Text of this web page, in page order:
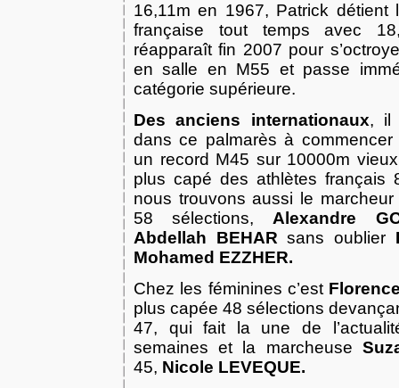
16,11m en 1967, Patrick détient
française tout temps avec
réapparaît fin 2007 pour
en salle en M55 et passe
catégorie supérieure.
Des anciens internationaux, il
dans ce palmarès à
un record M45 sur 10000m
plus capé des athlètes français
nous trouvons aussi le
58 sélections, Alexandre
Abdellah BEHAR sans oublier
Mohamed EZZHER.
Chez les féminines c’est
plus capée 48 sélections
47, qui fait la une de
semaines et la marcheuse
45, Nicole LEVEQUE.